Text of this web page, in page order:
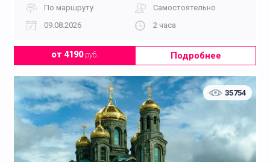
Многодневные На английском языке
По маршруту
Самостоятельно
09.08.2026
2 часа
от 4190руб. Подробнее
35754